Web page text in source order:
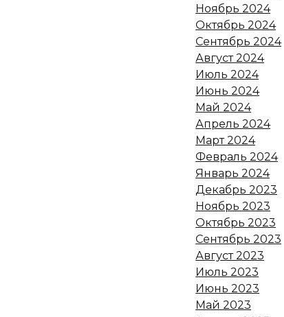
Ноябрь 2024
Октябрь 2024
Сентябрь 2024
Август 2024
Июль 2024
Июнь 2024
Май 2024
Апрель 2024
Март 2024
Февраль 2024
Январь 2024
Декабрь 2023
Ноябрь 2023
Октябрь 2023
Сентябрь 2023
Август 2023
Июль 2023
Июнь 2023
Май 2023